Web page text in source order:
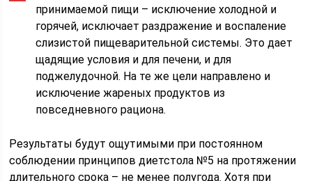
принимаемой пищи – исключение холодной и
горячей, исключает раздражение и воспаление
слизистой пищеварительной системы. Это дает
щадящие условия и для печени, и для
поджелудочной. На те же цели направлено и
исключение жареных продуктов из
повседневного рациона.
Результаты будут ощутимыми при постоянном
соблюдении принципов диетстола №5 на протяжении
длительного срока – не менее полугода. Хотя при